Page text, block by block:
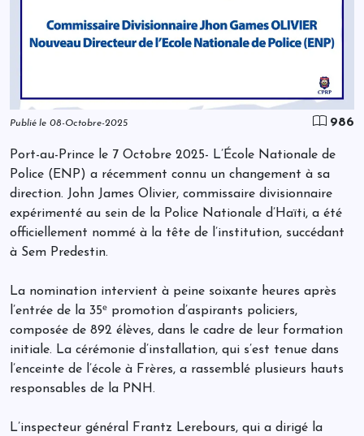
Publié le 08-Octobre-2025 986
Port-au-Prince le 7 Octobre 2025- L’École Nationale de
Police (ENP) a récemment connu un changement à sa
direction. John James Olivier, commissaire divisionnaire
expérimenté au sein de la Police Nationale d’Haïti, a été
officiellement nommé à la tête de l’institution, succédant
à Sem Predestin.
La nomination intervient à peine soixante heures après
l’entrée de la 35ᵉ promotion d’aspirants policiers,
composée de 892 élèves, dans le cadre de leur formation
initiale. La cérémonie d’installation, qui s’est tenue dans
l’enceinte de l’école à Frères, a rassemblé plusieurs hauts
responsables de la PNH.
L’inspecteur général Frantz Lerebours, qui a dirigé la